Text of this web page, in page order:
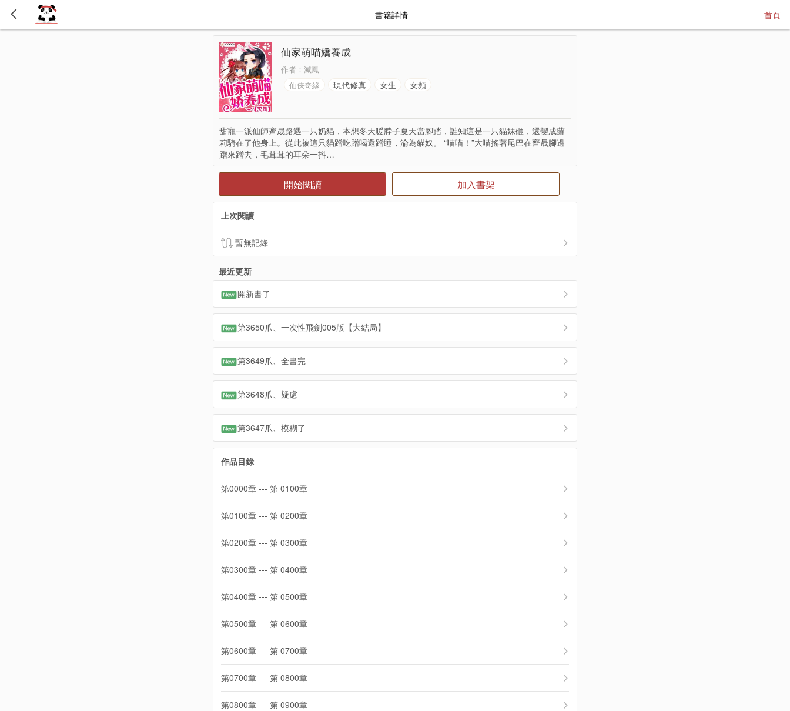
書籍詳情 首頁
仙家萌喵嬌養成
作者： 滅鳳
仙俠奇緣
現代修真 女生 女頻
甜寵一派仙師齊晟路遇一只奶貓，本想冬天暖脖子夏天當腳踏，誰知這是一只貓妹砸，還變成蘿
莉騎在了他身上。從此被這只貓蹭吃蹭喝還蹭睡，淪為貓奴。 “喵喵！”大喵搖著尾巴在齊晟腳邊
蹭來蹭去，毛茸茸的耳朵一抖…
開始閱讀 加入書架
上次閱讀
暫無記錄
最近更新
開新書了
第3650爪、一次性飛劍005版【大結局】
第3649爪、全書完
第3648爪、疑慮
第3647爪、模糊了
作品目錄
第0000章 --- 第 0100章
第0100章 --- 第 0200章
第0200章 --- 第 0300章
第0300章 --- 第 0400章
第0400章 --- 第 0500章
第0500章 --- 第 0600章
第0600章 --- 第 0700章
第0700章 --- 第 0800章
第0800章 --- 第 0900章